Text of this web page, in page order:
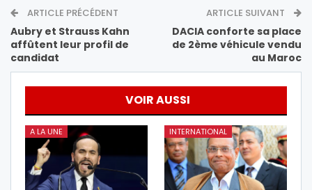
ARTICLE PRÉCÉDENT
Aubry et Strauss Kahn
affûtent leur profil de
candidat
ARTICLE SUIVANT
DACIA conforte sa place
de 2ème véhicule vendu
au Maroc
VOIR AUSSI
A LA UNE INTERNATIONAL